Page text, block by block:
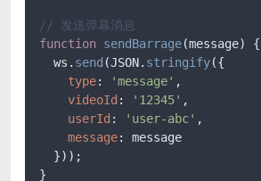
// 发送弹幕消息
function sendBarrage(message) {
  ws.
send (JSON. stringify({
type: 'message' ,
videoId : '12345' ,
userId : 'user-abc' ,
message: message
  }));
}